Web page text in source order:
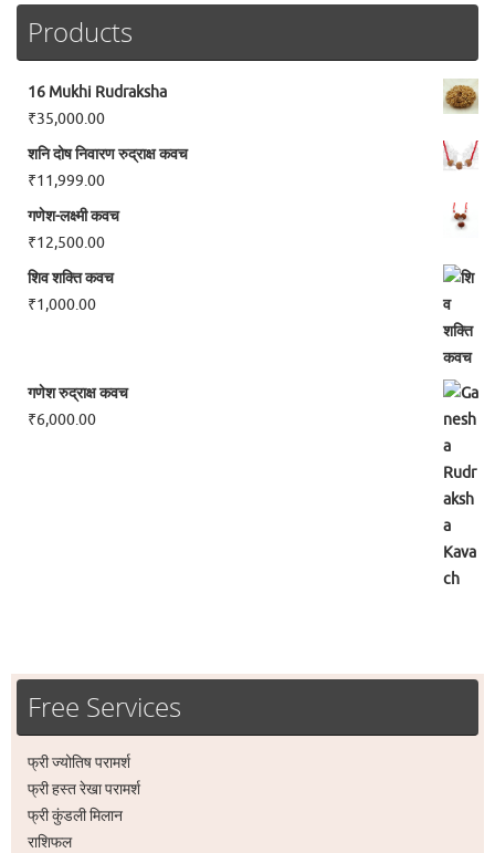
Products
16 Mukhi Rudraksha
₹35,000.00
शनि दोष निवारण रुद्राक्ष कवच
₹11,999.00
गणेश-लक्ष्मी कवच
₹12,500.00
शिव शक्ति कवच
₹1,000.00
गणेश रुद्राक्ष कवच
₹6,000.00
Free Services
फ्री ज्योतिष परामर्श
फ्री हस्त रेखा परामर्श
फ्री कुंडली मिलान
राशिफल